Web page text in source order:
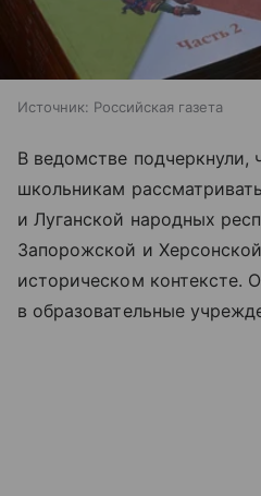
Источник: Российская газета
В ведомстве подчеркнули,
школьникам
и Луганской народных
Запорожской и
историческом контексте.
в образовательные